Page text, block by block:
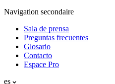
Navigation secondaire
Sala de prensa
Preguntas frecuentes
Glosario
Contacto
Espace Pro
es